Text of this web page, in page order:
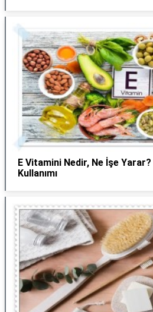
E Vitamini Nedir, Ne İşe
Kullanımı